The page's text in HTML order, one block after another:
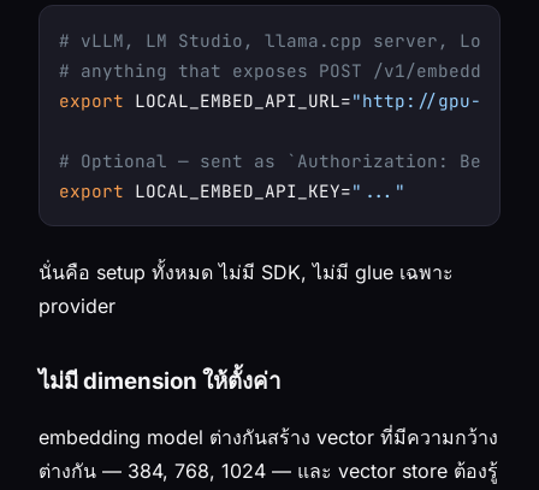
# vLLM, LM Studio, llama.cpp server,
# anything that exposes POST /v1/embeddings
export LOCAL_EMBED_API_URL="http://gpu-
# Optional — sent as `Authorization: Bearer
export LOCAL_EMBED_API_KEY="..."
นั่นคือ setup ทั้งหมด ไม่มี SDK, ไม่มี glue เฉพาะ
provider
ไม่มี dimension ให้ตั้งค่า
embedding model ต่างกันสร้าง vector ที่มีความกว้าง
ต่างกัน — 384, 768, 1024 — และ vector store ต้องรู้